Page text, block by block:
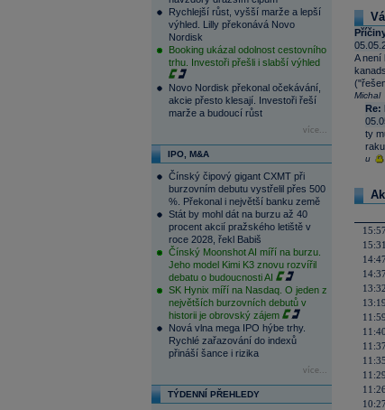
Rychlejší růst, vyšší marže a lepší
výhled. Lilly překonává Novo
Nordisk
Booking ukázal odolnost cestovního
trhu. Investoři přešli i slabší výhled
Novo Nordisk překonal očekávání,
akcie přesto klesají. Investoři řeší
marže a budoucí růst
více...
IPO, M&A
Čínský čipový gigant CXMT při
burzovním debutu vystřelil přes 500
%. Překonal i největší banku země
Stát by mohl dát na burzu až 40
procent akcií pražského letiště v
roce 2028, řekl Babiš
Čínský Moonshot AI míří na burzu.
Jeho model Kimi K3 znovu rozvířil
debatu o budoucnosti AI
SK Hynix míří na Nasdaq. O jeden z
největších burzovních debutů v
historii je obrovský zájem
Nová vlna mega IPO hýbe trhy.
Rychlé zařazování do indexů
přináší šance i rizika
více...
TÝDENNÍ PŘEHLEDY
A není
Michal
Re:
ty
u
15:57
15:31
14:47
14:37
13:32
13:19
11:59
11:40
11:37
11:35
11:29
11:26
10:27